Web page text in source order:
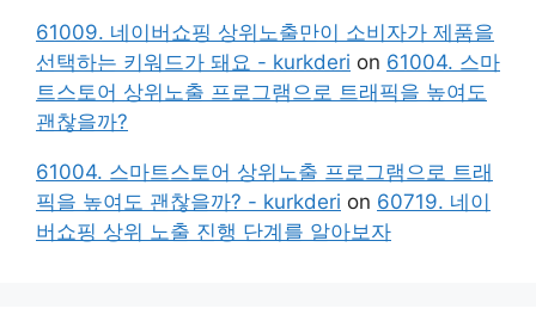
61009. 네이버쇼핑 상위노출만이 소비자가 제품을
선택하는 키워드가 돼요 - kurkderi on 61004. 스마
트스토어 상위노출 프로그램으로 트래픽을 높여도
괜찮을까?
61004. 스마트스토어 상위노출 프로그램으로 트래
픽을 높여도 괜찮을까? - kurkderi on 60719. 네이
버쇼핑 상위 노출 진행 단계를 알아보자